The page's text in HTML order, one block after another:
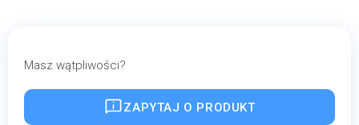
Masz wątpliwości?
ZAPYTAJ O PRODUKT